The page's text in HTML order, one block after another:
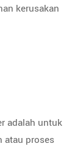
kerusakan
adalah untuk
atau proses